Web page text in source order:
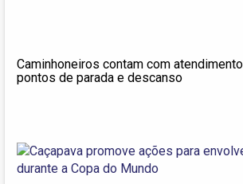
Caminhoneiros contam com
pontos de parada e descanso